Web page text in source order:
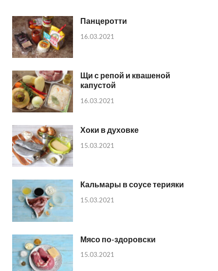
Панцеротти
16.03.2021
Щи с репой и квашеной
капустой
16.03.2021
Хоки в духовке
15.03.2021
Кальмары в соусе терияки
15.03.2021
Мясо по-здоровски
15.03.2021